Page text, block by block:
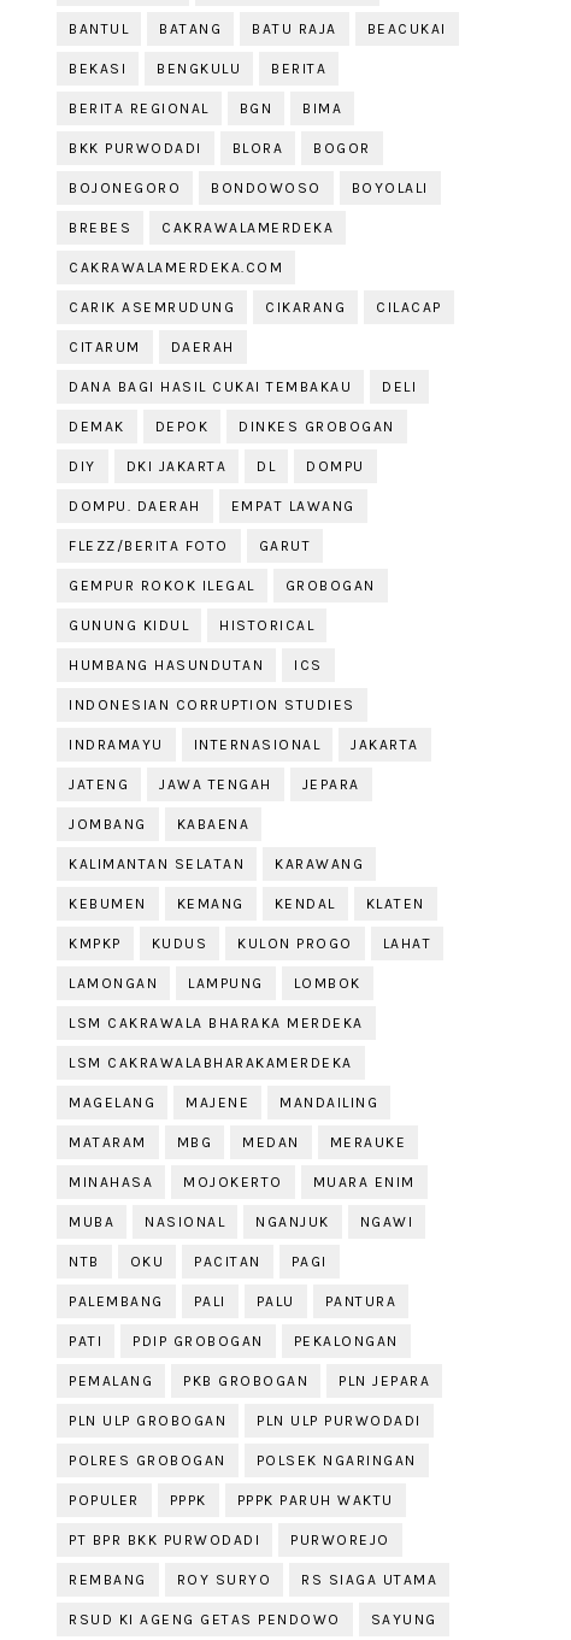
BANTUL BATANG BATU RAJA BEACUKAI
BEKASI BENGKULU BERITA
BERITA REGIONAL BGN BIMA
BKK PURWODADI BLORA BOGOR
BOJONEGORO BONDOWOSO BOYOLALI
BREBES CAKRAWALAMERDEKA
CAKRAWALAMERDEKA.COM
CARIK ASEMRUDUNG CIKARANG CILACAP
CITARUM DAERAH
DANA BAGI HASIL CUKAI TEMBAKAU DELI
DEMAK DEPOK DINKES GROBOGAN
DIY DKI JAKARTA DL DOMPU
DOMPU. DAERAH EMPAT LAWANG
FLEZZ/BERITA FOTO GARUT
GEMPUR ROKOK ILEGAL GROBOGAN
GUNUNG KIDUL HISTORICAL
HUMBANG HASUNDUTAN ICS
INDONESIAN CORRUPTION STUDIES
INDRAMAYU INTERNASIONAL JAKARTA
JATENG JAWA TENGAH JEPARA
JOMBANG KABAENA
KALIMANTAN SELATAN KARAWANG
KEBUMEN KEMANG KENDAL KLATEN
KMPKP KUDUS KULON PROGO LAHAT
LAMONGAN LAMPUNG LOMBOK
LSM CAKRAWALA BHARAKA MERDEKA
LSM CAKRAWALABHARAKAMERDEKA
MAGELANG MAJENE MANDAILING
MATARAM MBG MEDAN MERAUKE
MINAHASA MOJOKERTO MUARA ENIM
MUBA NASIONAL NGANJUK NGAWI
NTB OKU PACITAN PAGI
PALEMBANG PALI PALU PANTURA
PATI PDIP GROBOGAN PEKALONGAN
PEMALANG PKB GROBOGAN PLN JEPARA
PLN ULP GROBOGAN PLN ULP PURWODADI
POLRES GROBOGAN POLSEK NGARINGAN
POPULER PPPK PPPK PARUH WAKTU
PT BPR BKK PURWODADI PURWOREJO
REMBANG ROY SURYO RS SIAGA UTAMA
RSUD KI AGENG GETAS PENDOWO SAYUNG